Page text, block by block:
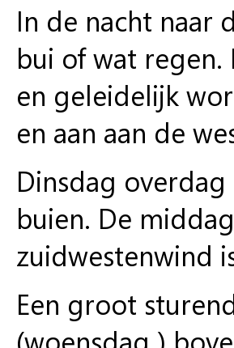
In de nacht naar
bui of wat
en geleidelijk
en aan aan de
Dinsdag
buien. De
zuidwestenwind
Een groot